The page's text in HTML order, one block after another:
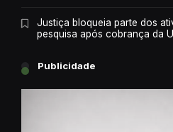
Justiça bloqueia parte dos
pesquisa após cobrança da
Publicidade